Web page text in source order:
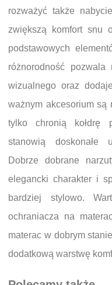
rozważyć także
zwiększą komfort snu
podstawowych
różnorodność
wizualnego oraz
ważnym akcesorium są
tylko chronią kołdrę
stanowią doskonałe
Dobrze dobrane
elegancki charakter i
bardziej stylowo.
ochraniacza na
materac w dobrym
dodatkową warstwę